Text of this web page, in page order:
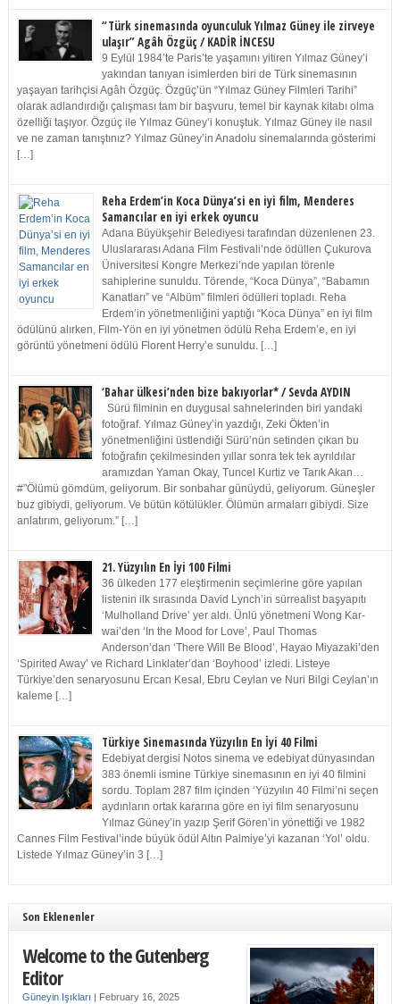
“Türk sinemasında oyunculuk Yılmaz Güney ile zirveye
ulaşır” Agâh Özgüç / KADİR İNCESU
9 Eylül 1984’te Paris’te yaşamını yitiren Yılmaz Güney’i
yakından tanıyan isimlerden biri de Türk sinemasının
yaşayan tarihçisi Agâh Özgüç. Özgüç’ün “Yılmaz Güney Filmleri Tarihi”
olarak adlandırdığı çalışması tam bir başvuru, temel bir kaynak kitabı olma
özelliği taşıyor. Özgüç ile Yılmaz Güney’i konuştuk. Yılmaz Güney ile nasıl
ve ne zaman tanıştınız? Yılmaz Güney’in Anadolu sinemalarında gösterimi
[…]
Reha Erdem’in Koca Dünya’si en iyi film, Menderes
Samancılar en iyi erkek oyuncu
Adana Büyükşehir Belediyesi tarafından düzenlenen 23.
Uluslararası Adana Film Festivali’nde ödüllen Çukurova
Üniversitesi Kongre Merkezi’nde yapılan törenle
sahiplerine sunuldu. Törende, “Koca Dünya”, “Babamın
Kanatları” ve “Albüm” filmleri ödülleri topladı. Reha
Erdem’in yönetmenliğini yaptığı “Koca Dünya” en iyi film
ödülünü alırken, Film-Yön en iyi yönetmen ödülü Reha Erdem’e, en iyi
görüntü yönetmeni ödülü Florent Herry’e sunuldu. […]
‘Bahar ülkesi’nden bize bakıyorlar* / Sevda AYDIN
Sürü filminin en duygusal sahnelerinden biri yandaki
fotoğraf. Yılmaz Güney’in yazdığı, Zeki Ökten’in
yönetmenliğini üstlendiği Sürü’nün setinden çıkan bu
fotoğrafın çekilmesinden yıllar sonra tek tek ayrıldılar
aramızdan Yaman Okay, Tuncel Kurtiz ve Tarık Akan…
#”Ölümü gömdüm, geliyorum. Bir sonbahar günüydü, geliyorum. Güneşler
buz gibiydi, geliyorum. Ve bütün kötülükler. Ölümün armaları gibiydi. Size
anlatırım, geliyorum.” […]
21. Yüzyılın En İyi 100 Filmi
36 ülkeden 177 eleştirmenin seçimlerine göre yapılan
listenin ilk sırasında David Lynch’in sürrealist başyapıtı
‘Mulholland Drive’ yer aldı. Ünlü yönetmeni Wong Kar-
wai’den ‘In the Mood for Love’, Paul Thomas
Anderson’dan ‘There Will Be Blood’, Hayao Miyazaki’den
‘Spirited Away’ ve Richard Linklater’dan ‘Boyhood’ izledi. Listeye
Türkiye’den senaryosunu Ercan Kesal, Ebru Ceylan ve Nuri Bilgi Ceylan’ın
kaleme […]
Türkiye Sinemasında Yüzyılın En İyi 40 Filmi
Edebiyat dergisi Notos sinema ve edebiyat dünyasından
383 önemli ismine Türkiye sinemasının en iyi 40 filmini
sordu. Toplam 287 film içinden ‘Yüzyılın 40 Filmi’ni seçen
aydınların ortak kararına göre en iyi film senaryosunu
Yılmaz Güney’in yazıp Şerif Gören’in yönettiği ve 1982
Cannes Film Festival’inde büyük ödül Altın Palmiye’yi kazanan ‘Yol’ oldu.
Listede Yılmaz Güney’in 3 […]
Son Eklenenler
Welcome to the Gutenberg
Editor
Güneyin Işıkları | February 16, 2025